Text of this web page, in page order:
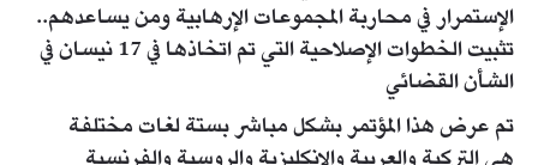
الإستمرار في محاربة المجموعات الإرهابية ومن يساعدهم..
تثبيت الخطوات الإصلاحية التي تم اتخاذها في 17 نيسان في
الشأن القضائي
تم عرض هذا المؤتمر بشكل مباشر بستة لغات مختلفة